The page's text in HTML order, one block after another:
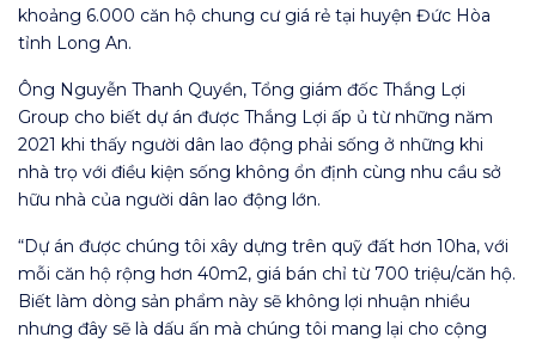
khoảng 6.000 căn hộ chung cư giá rẻ tại huyện Đức Hòa
tỉnh Long An.
Ông Nguyễn Thanh Quyền, Tổng giám đốc Thắng Lợi
Group cho biết dự án được Thắng Lợi ấp ủ từ những năm
2021 khi thấy người dân lao động phải sống ở những khi
nhà trọ với điều kiện sống không ổn định cùng nhu cầu sở
hữu nhà của người dân lao động lớn.
“Dự án được chúng tôi xây dựng trên quỹ đất hơn 10ha, với
mỗi căn hộ rộng hơn 40m2, giá bán chỉ từ 700 triệu/căn hộ.
Biết làm dòng sản phẩm này sẽ không lợi nhuận nhiều
nhưng đây sẽ là dấu ấn mà chúng tôi mang lại cho cộng